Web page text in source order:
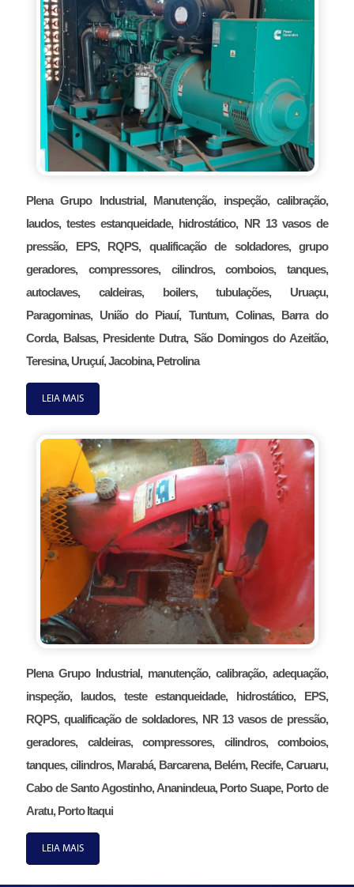
Plena Grupo Industrial, Manutenção, inspeção, calibração,
laudos, testes estanqueidade, hidrostático, NR 13 vasos de
pressão, EPS, RQPS, qualificação de soldadores, grupo
geradores, compressores, cilindros, comboios, tanques,
autoclaves, caldeiras, boilers, tubulações, Uruaçu,
Paragominas, União do Piauí, Tuntum, Colinas, Barra do
Corda, Balsas, Presidente Dutra, São Domingos do Azeitão,
Teresina, Uruçuí, Jacobina, Petrolina
LEIA MAIS
Plena Grupo Industrial, manutenção, calibração, adequação,
inspeção, laudos, teste estanqueidade, hidrostático, EPS,
RQPS, qualificação de soldadores, NR 13 vasos de pressão,
geradores, caldeiras, compressores, cilindros, comboios,
tanques, cilindros, Marabá, Barcarena, Belém, Recife, Caruaru,
Cabo de Santo Agostinho, Ananindeua, Porto Suape, Porto de
Aratu, Porto Itaqui
LEIA MAIS